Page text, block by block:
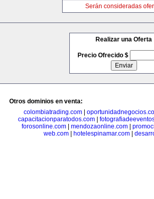
Serán consideradas
Realizar una Oferta
Precio Ofrecido $
Otros dominios en venta:
colombiatrading.com|
capacitacionparatodos.com
forosonline.com| mendozaonline.com|
web.com
hotelespinamar.com